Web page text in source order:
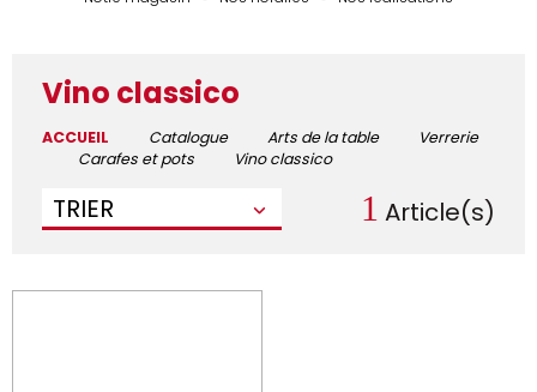
Vino classico
ACCUEIL Catalogue Arts de la table
Verrerie
Carafes et pots
Vino classico
TRIER 1 Article(s)